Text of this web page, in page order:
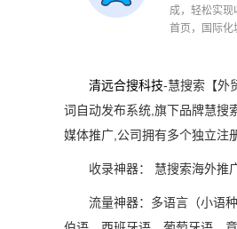
成，轻松实现
首页，国际化
清远合搜科技-慧搜索【外
词自动发布系统,旗下品牌慧搜
媒体推广,公司拥有多个独立注
收录神器： 慧搜索海外推
流量神器：多语言（小语